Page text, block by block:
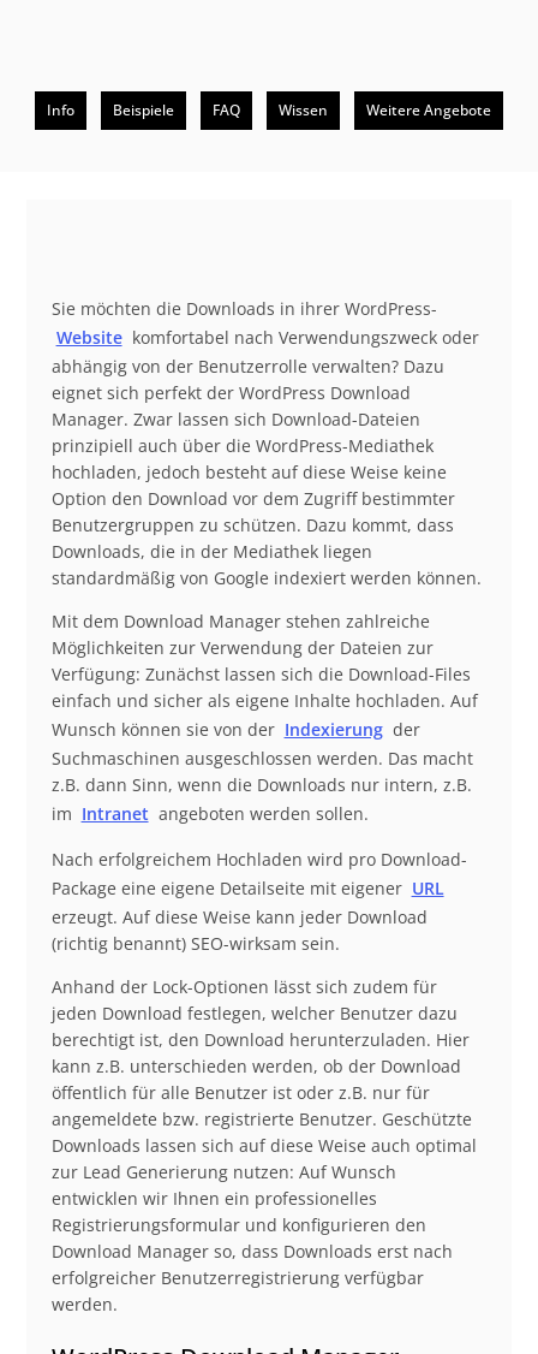
Info Beispiele FAQ Wissen Weitere Angebote
Beschreibung
Sie möchten die Downloads in ihrer WordPress-
Website komfortabel nach Verwendungszweck oder
abhängig von der Benutzerrolle verwalten? Dazu
eignet sich perfekt der WordPress Download
Manager. Zwar lassen sich Download-Dateien
prinzipiell auch über die WordPress-Mediathek
hochladen, jedoch besteht auf diese Weise keine
Option den Download vor dem Zugriff bestimmter
Benutzergruppen zu schützen. Dazu kommt, dass
Downloads, die in der Mediathek liegen
standardmäßig von Google indexiert werden können.
Mit dem Download Manager stehen zahlreiche
Möglichkeiten zur Verwendung der Dateien zur
Verfügung: Zunächst lassen sich die Download-Files
einfach und sicher als eigene Inhalte hochladen. Auf
Wunsch können sie von der Indexierung der
Suchmaschinen ausgeschlossen werden. Das macht
z.B. dann Sinn, wenn die Downloads nur intern, z.B.
im Intranet angeboten werden sollen.
Nach erfolgreichem Hochladen wird pro Download-
Package eine eigene Detailseite mit eigener URL
erzeugt. Auf diese Weise kann jeder Download
(richtig benannt) SEO-wirksam sein.
Anhand der Lock-Optionen lässt sich zudem für
jeden Download festlegen, welcher Benutzer dazu
berechtigt ist, den Download herunterzuladen. Hier
kann z.B. unterschieden werden, ob der Download
öffentlich für alle Benutzer ist oder z.B. nur für
angemeldete bzw. registrierte Benutzer. Geschützte
Downloads lassen sich auf diese Weise auch optimal
zur Lead Generierung nutzen: Auf Wunsch
entwicklen wir Ihnen ein professionelles
Registrierungsformular und konfigurieren den
Download Manager so, dass Downloads erst nach
erfolgreicher Benutzerregistrierung verfügbar
werden.